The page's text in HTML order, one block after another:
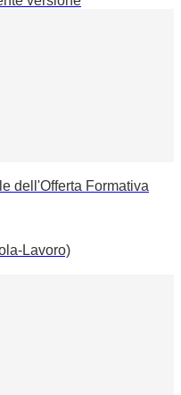
dell'Offerta Formativa
Lavoro)